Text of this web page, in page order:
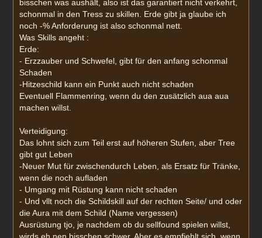
r
g
bisschen was aushält, also ist das garantiert nicht verkehrt,
schonmal in den Tress zu skillen. Erde gibt ja glaube ich
noch -% Anforderung ist also schonmal nett.
Was Skills angeht :
Erde:
- Erzzauber und Schwefel, gibt für den anfang schonmal
Schaden
-Hitzeschild kann ein Punkt auch nicht schaden
Eventuell Flammenring, wenn du den zusätzlich aua aua
machen willst.
Verteidigung:
Das lohnt sich zum Teil erst auf höheren Stufen, aber Tree
gibt gut Leben
-Neuer Mut für zwischendurch Leben, als Ersatz für Tränke,
wenn die noch aufladen
- Umgang mit Rüstung kann nicht schaden
- Und vllt noch die Schildskill auf der rechten Seite/ und oder
die Aura mit dem Schild (Name vergessen)
Ausrüstung tjo, je nachdem ob du sellfound spielen willst,